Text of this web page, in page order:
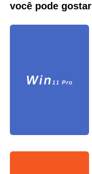
você pode gostar